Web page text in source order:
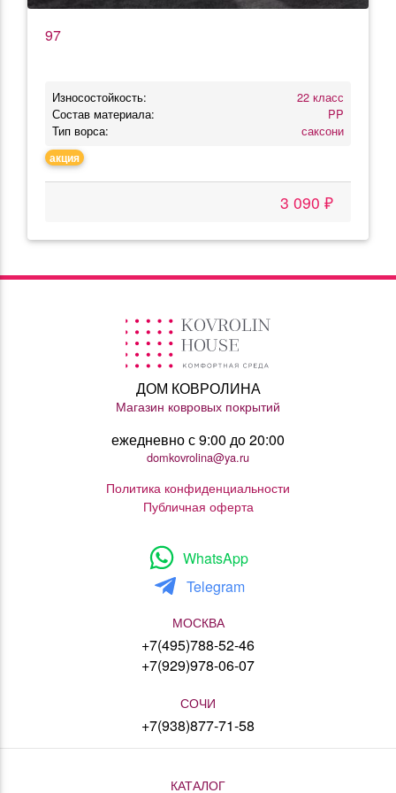
97
Износостойкость:
22 класс
Состав материала:
PP
Тип ворса:
саксони
акция
3 090 ₽
ДОМ КОВРОЛИНА
Магазин ковровых покрытий
ежедневно с 9:00 до 20:00
domkovrolina@ya.ru
Политика конфиденциальности
Публичная оферта
WhatsApp
Telegram
МОСКВА
+7(495)788-52-46
+7(929)978-06-07
СОЧИ
+7(938)877-71-58
КАТАЛОГ